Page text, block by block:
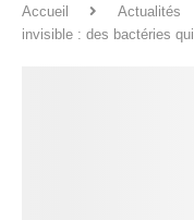
Accueil Actualités
invisible : des bactéries